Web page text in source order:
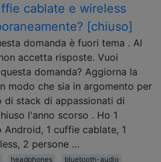
cablate e wireless
[chiuso]
domanda è fuori tema . Al
accetta risposte. Vuoi
domanda? Aggiorna la
modo che sia in argomento per
di stack di appassionati di
l'anno scorso . Ho 1
Android, 1 cuffie cablate, 1
2 persone …
headphones bluetooth-audio